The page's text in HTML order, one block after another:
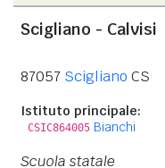
Scigliano - Calvisi
87057 Scigliano CS
Istituto principale:
CSIC864005 Bianchi
Scuola statale